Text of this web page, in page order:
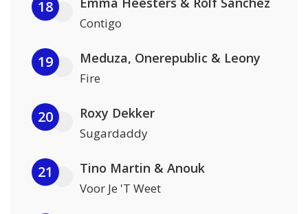
18
Contigo
19 Meduza, Onerepublic & Leony
Fire
20 Roxy Dekker
Sugardaddy
21 Tino Martin & Anouk
Voor Je 'T Weet